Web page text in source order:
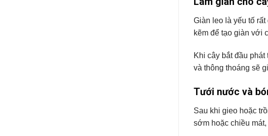
Giàn leo là yếu tố
kẽm để tạo giàn với
Khi cây bắt đầu
và thông thoáng sẽ
Tưới nước và
Sau khi gieo hoặc
sớm hoặc chiều